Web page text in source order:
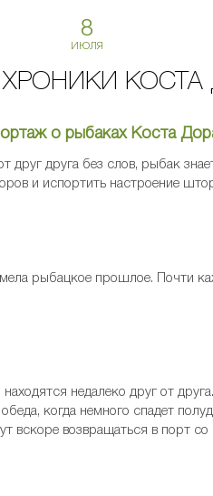
8
ИЮЛЯ
КОСТА
о рыбаках Коста
друга без слов, рыбак
и испортить настроение
рыбацкое прошлое. Почти
недалеко друг от
когда немного спадет
вскоре возвращаться в порт со